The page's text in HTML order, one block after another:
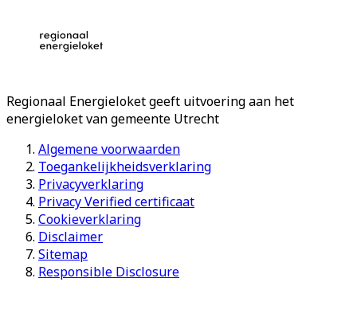
Regionaal Energieloketgeeft uitvoering aan het
energieloket van gemeente Utrecht
Algemene voorwaarden
Toegankelijkheidsverklaring
Privacyverklaring
Privacy Verified certificaat
Cookieverklaring
Disclaimer
Sitemap
Responsible Disclosure